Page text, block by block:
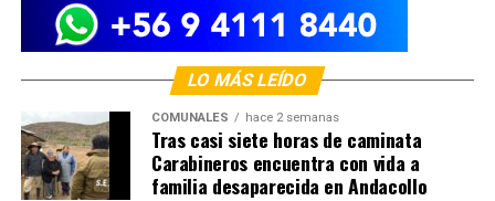
LO MÁS LEÍDO
COMUNALES hace 2 semanas
Tras casi siete horas de caminata
Carabineros encuentra con vida a
familia desaparecida en Andacollo